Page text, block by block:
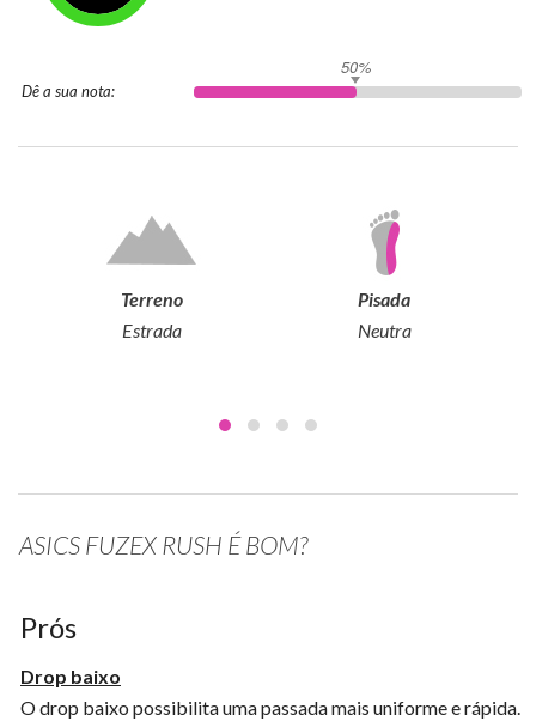
Dê a sua nota:
50%
Terreno
Estrada
Pisada
Neutra
ASICS FUZEX RUSH É BOM?
Prós
Drop baixo
O drop baixo possibilita uma passada mais uniforme e rápida.